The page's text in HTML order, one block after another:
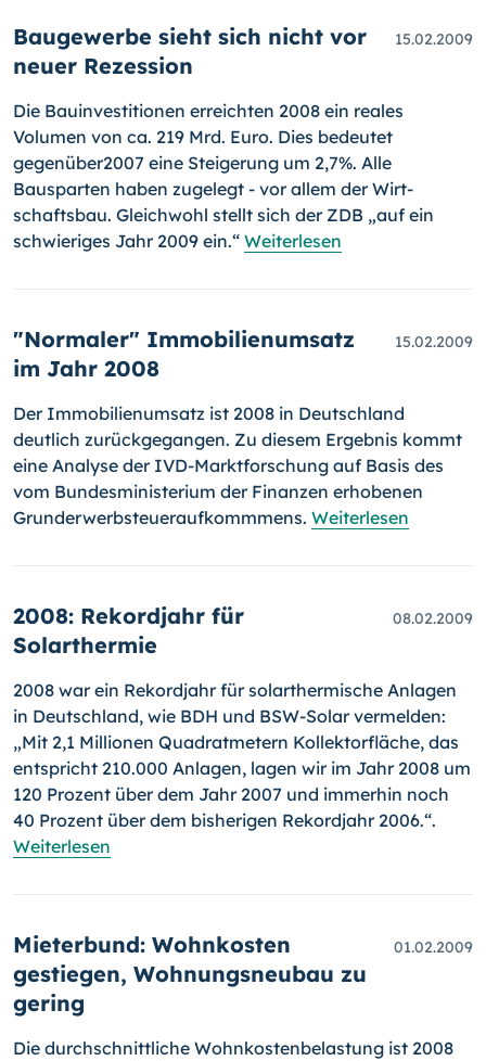
Baugewerbe sieht sich nicht vor
neuer Rezession
15.02.2009
Die Bauinvestitionen erreichten 2008 ein reales
Volumen von ca. 219 Mrd. Euro. Dies bedeutet
gegenüber2007 eine Steigerung um 2,7%. Alle
Bausparten haben zugelegt - vor allem der Wirt­
schafts­bau. Gleichwohl stellt sich der ZDB „auf ein
schwieriges Jahr 2009 ein.“ Weiterlesen
"Normaler" Immobilienumsatz
im Jahr 2008
15.02.2009
Der Immobilienumsatz ist 2008 in Deutschland
deutlich zurückgegangen. Zu diesem Ergebnis kommt
eine Analyse der IVD-Marktforschung auf Basis des
vom Bundesministerium der Finanzen erhobenen
Grund­er­werb­steueraufkommmens. Weiterlesen
2008: Rekordjahr für
Solarthermie
08.02.2009
2008 war ein Rekordjahr für solarthermische Anlagen
in Deutschland, wie BDH und BSW-Solar vermelden:
„Mit 2,1 Millionen Quadratmetern Kollektorfläche, das
entspricht 210.000 Anlagen, lagen wir im Jahr 2008 um
120 Prozent über dem Jahr 2007 und immerhin noch
40 Prozent über dem bisherigen Rekordjahr 2006.“.
Weiterlesen
Mieterbund: Wohnkosten
gestiegen, Wohnungsneubau zu
gering
01.02.2009
Die durchschnittliche Wohnkostenbelastung ist 2008